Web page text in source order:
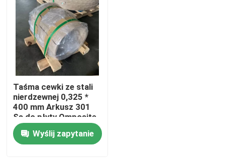
Dom
Produkty
Taśma cewki ze stali
nierdzewnej 0,325 *
400 mm Arkusz 301
Ss do płyty Omposite
Wyślij zapytanie